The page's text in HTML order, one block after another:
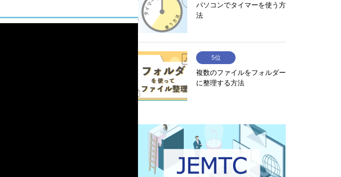
パソコンでタイマーを使う方
法
5位
複数のファイルをフォルダー
に整理する方法